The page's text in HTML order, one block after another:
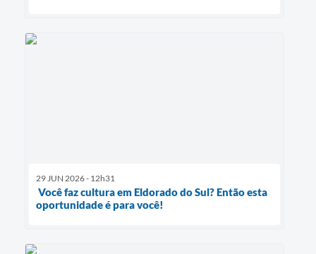
29 JUN 2026 - 12h31
Você faz cultura em Eldorado do Sul? Então esta
oportunidade é para você!